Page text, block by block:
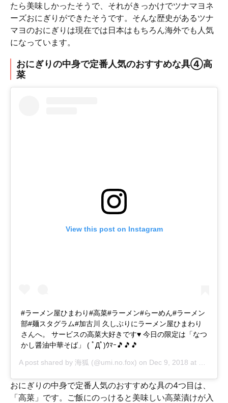
たら美味しかったそうで、それがきっかけでツナマヨネ
ーズおにぎりができたそうです。そんな歴史があるツナ
マヨのおにぎりは現在では日本はもちろん海外でも人気
になっています。
おにぎりの中身で定番人気のおすすめな具④高
菜
View this post on Instagram
#ラーメン屋ひまわり#高菜#ラーメン#らーめん#ラーメン
部#麺スタグラム#加古川 久しぶりにラーメン屋ひまわり
さんへ。 サービスの高菜大好きです♥ 今日の限定は「なつ
かし醤油中華そば」 ( ﾟДﾟ)ｳﾏｰ🎵🎵🎵
A post shared by 海狐 (@umi.no.fox) on Dec 9, 2018 at 12:59am PST
おにぎりの中身で定番人気のおすすめな具の4つ目は、
「高菜」です。ご飯にのっけると美味しい高菜漬けが入